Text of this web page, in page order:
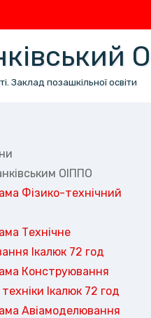
Заклад позашкільної освіти
ОІППО
Фізико-технічний
Технічне
Ікалюк 72 год
Конструювання
Ікалюк 72 год
Авіамоделювання